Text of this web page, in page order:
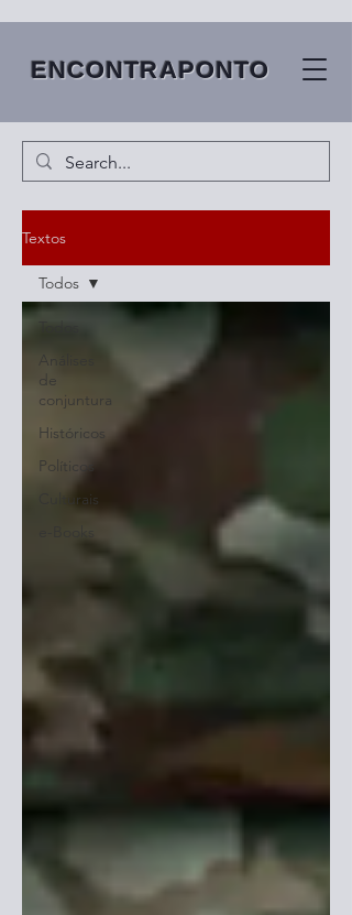
ENCONTRAPONTO
Textos
Análises
de
conjuntura
Históricos
Políticos
Culturais
Todos